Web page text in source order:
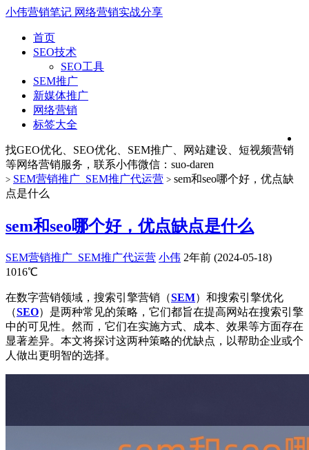
小伟营销笔记 网络营销实战分享
首页
SEO技术
SEO工具
SEM推广
新媒体推广
网络营销
标签大全
找GEO优化、SEO优化、SEM推广、网站建设、短视频营销
等网络营销服务，联系小伟微信：suo-daren
> SEM营销推广_SEM推广代运营 > sem和seo哪个好，优点缺
点是什么
sem和seo哪个好，优点缺点是什么
SEM营销推广_SEM推广代运营 小伟 2年前 (2024-05-18)
1016℃
在数字营销领域，搜索引擎营销（SEM）和搜索引擎优化
（SEO）是两种常见的策略，它们都旨在提高网站在搜索引擎
中的可见性。然而，它们在实施方式、成本、效果等方面存在
显著差异。本文将探讨这两种策略的优缺点，以帮助企业或个
人做出更明智的选择。